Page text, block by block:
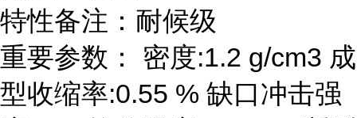
特性备注：耐候级
重要参数： 密度:1.2 g/cm3 成
型收缩率:0.55 % 缺口冲击强